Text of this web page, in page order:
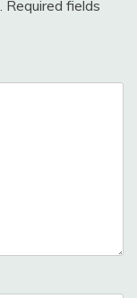
Required fields